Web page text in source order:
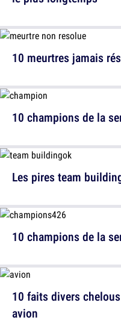
10 meurtres jamais
Les pires team
10 faits divers
avion
10 champions de la
10 champions de la